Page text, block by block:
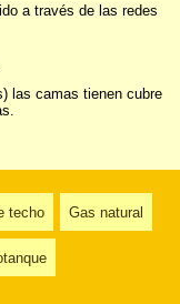
a través de las redes
las camas tienen cubre
techo Gas natural